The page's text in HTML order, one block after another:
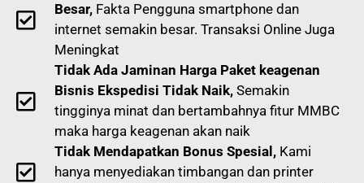
Besar,Fakta Pengguna smartphone dan
internet semakin besar. Transaksi Online Juga
Meningkat
Tidak Ada Jaminan Harga Paket keagenan
Bisnis Ekspedisi Tidak Naik,Semakin
tingginya minat dan bertambahnya fitur MMBC
maka harga keagenan akan naik
Tidak Mendapatkan Bonus Spesial,Kami
hanya menyediakan timbangan dan printer